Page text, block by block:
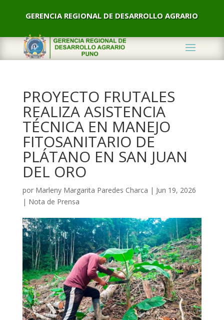
GERENCIA REGIONAL DE DESARROLLO AGRARIO
PROYECTO FRUTALES
REALIZA ASISTENCIA
TÉCNICA EN MANEJO
FITOSANITARIO DE
PLÁTANO EN SAN JUAN
DEL ORO
por Marleny Margarita Paredes Charca | Jun 19, 2026
| Nota de Prensa